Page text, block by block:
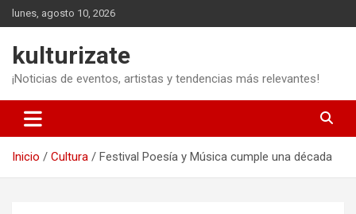
Saltar
al
lunes, agosto 10, 2026
kulturizate
¡Noticias de eventos, artistas y tendencias más relevantes!
Inicio Cultura Festival Poesía y Música cumple una década